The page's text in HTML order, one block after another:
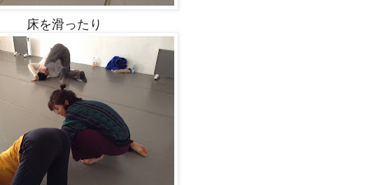
床を滑ったり